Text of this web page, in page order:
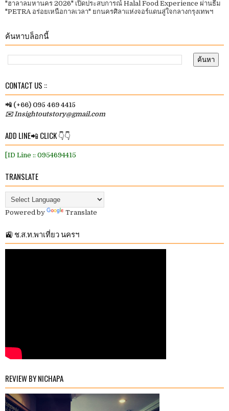
"ฮาลาลมหานคร 2026" เปิดประสบการณ์ Halal Food Experience ผ่านธีม
"PETRA อร่อยเหนือกาลเวลา" ยกนครศิลาแห่งจอร์แดนสู่ใจกลางกรุงเทพฯ
ค้นหาบล็อกนี้
CONTACT US ::
📲 (+66) 095 469 4415
✉️ Insightoutstory@gmail.com
ADD LINE📲 CLICK 👇👇
[ID Line :: 0954694415
TRANSLATE
Powered by Translate
🚉 ช.ส.ท.พาเที่ยว นครฯ
REVIEW BY NICHAPA